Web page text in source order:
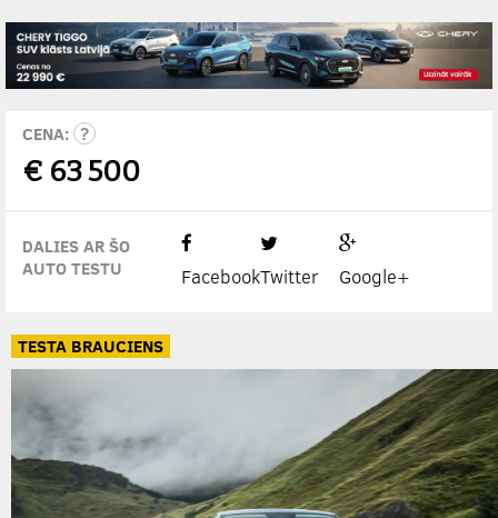
CENA:
€ 63 500
DALIES AR ŠO
AUTO TESTU
FacebookTwitter Google+
TESTA BRAUCIENS